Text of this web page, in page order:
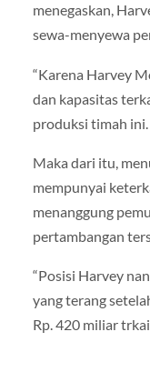
menegaskan,
sewa-menyewa
“Karena Harvey
dan kapasitas
produksi timah ini.
Maka dari itu,
mempunyai
menanggung
pertambangan
“Posisi Harvey
yang terang
Rp. 420 miliar